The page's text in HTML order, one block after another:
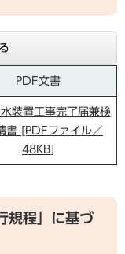
PDF文書
装置工事完了届兼検
書 [PDFファイル／
48KB]
規程」に基づ